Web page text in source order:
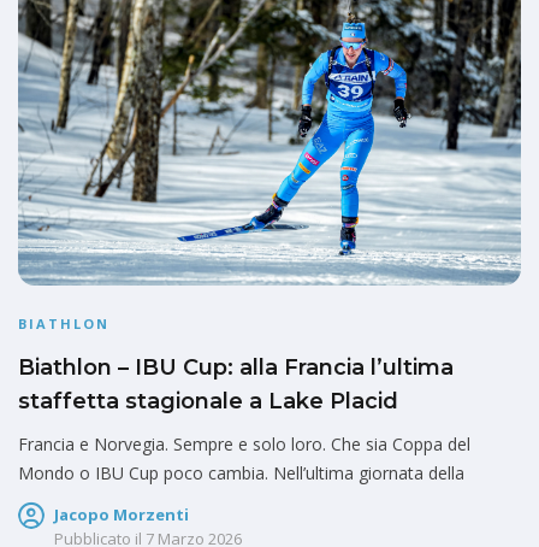
BIATHLON
Biathlon – IBU Cup: alla Francia l’ultima
staffetta stagionale a Lake Placid
Francia e Norvegia. Sempre e solo loro. Che sia Coppa del
Mondo o IBU Cup poco cambia. Nell’ultima giornata della
Jacopo Morzenti
Pubblicato il 7 Marzo 2026